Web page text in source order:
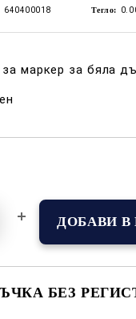
640400018 Тегло:
маркер за бяла
БЕЗ